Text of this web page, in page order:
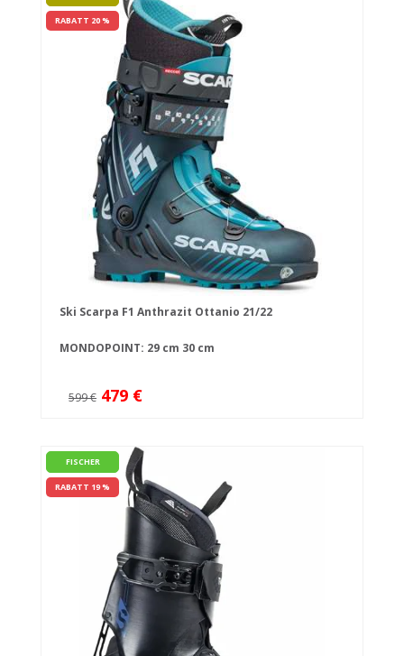
RABATT 20 %
Ski Scarpa F1 Anthrazit Ottanio 21/22
MONDOPOINT: 29 cm 30 cm
599 € 479 €
FISCHER
RABATT 19 %